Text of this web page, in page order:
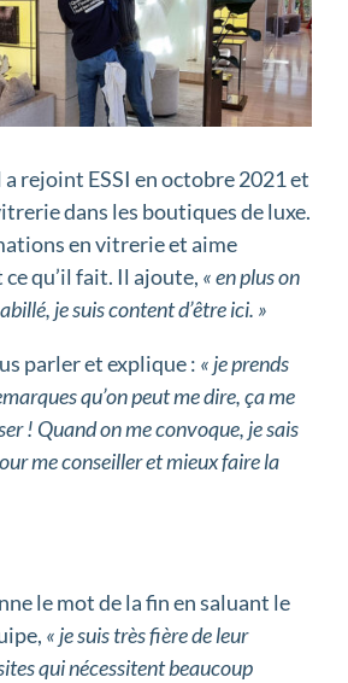
a rejoint ESSI en octobre 2021 et
dans les boutiques de luxe.
en vitrerie et aime
qu’il fait. Il ajoute, « en plus on
je suis content d’être ici. »
parler et explique : « je prends
qu’on peut me dire, ça me
! Quand on me convoque, je sais
me conseiller et mieux faire la
le mot de la fin en saluant le
« je suis très fière de leur
qui nécessitent beaucoup